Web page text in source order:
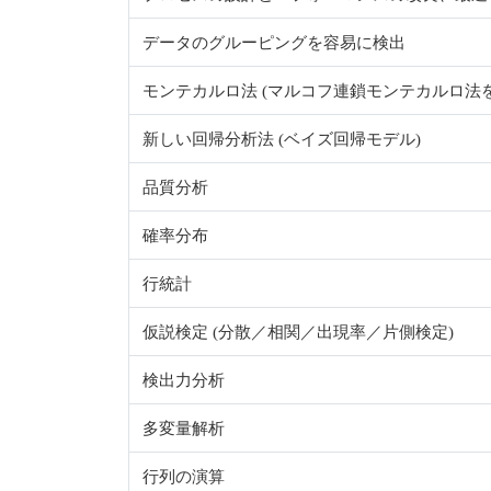
データのグルーピングを容易に検出
モンテカルロ法 (マルコフ連鎖モンテカルロ法
新しい回帰分析法 (ベイズ回帰モデル)
品質分析
確率分布
行統計
仮説検定 (分散／相関／出現率／片側検定)
検出力分析
多変量解析
行列の演算